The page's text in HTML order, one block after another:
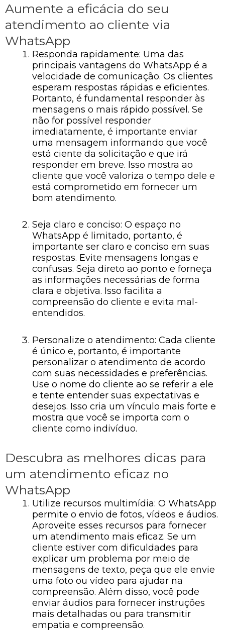
Aumente a eficácia do seu
atendimento ao cliente via
WhatsApp
Responda rapidamente: Uma das
principais vantagens do WhatsApp é a
velocidade de comunicação. Os clientes
esperam respostas rápidas e eficientes.
Portanto, é fundamental responder às
mensagens o mais rápido possível. Se
não for possível responder
imediatamente, é importante enviar
uma mensagem informando que você
está ciente da solicitação e que irá
responder em breve. Isso mostra ao
cliente que você valoriza o tempo dele e
está comprometido em fornecer um
bom atendimento.
Seja claro e conciso: O espaço no
WhatsApp é limitado, portanto, é
importante ser claro e conciso em suas
respostas. Evite mensagens longas e
confusas. Seja direto ao ponto e forneça
as informações necessárias de forma
clara e objetiva. Isso facilita a
compreensão do cliente e evita mal-
entendidos.
Personalize o atendimento: Cada cliente
é único e, portanto, é importante
personalizar o atendimento de acordo
com suas necessidades e preferências.
Use o nome do cliente ao se referir a ele
e tente entender suas expectativas e
desejos. Isso cria um vínculo mais forte e
mostra que você se importa com o
cliente como indivíduo.
Descubra as melhores dicas para
um atendimento eficaz no
WhatsApp
Utilize recursos multimídia: O WhatsApp
permite o envio de fotos, vídeos e áudios.
Aproveite esses recursos para fornecer
um atendimento mais eficaz. Se um
cliente estiver com dificuldades para
explicar um problema por meio de
mensagens de texto, peça que ele envie
uma foto ou vídeo para ajudar na
compreensão. Além disso, você pode
enviar áudios para fornecer instruções
mais detalhadas ou para transmitir
empatia e compreensão.